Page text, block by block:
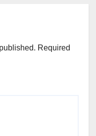
Required